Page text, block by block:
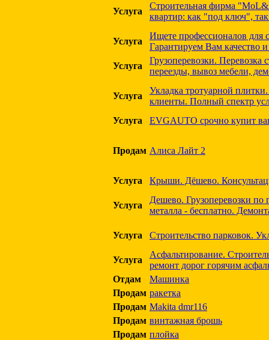
Услуга
Строительная фирма
квартир: как "под ключ",
Услуга
Ищете профессионалов для
Гарантируем Вам качество
Услуга
Грузоперевозки. Перевозка
переезды, вывоз мебели,
Услуга
Укладка тротуарной
клиенты. Полный спектр
Услуга
EVGAUTO срочно купит
Продам Алиса Лайт 2
Услуга Крыши. Дёшево.
Услуга
Дешево. Грузоперевозки по
металла - бесплатно.
Услуга Строительство парковок.
Услуга
Асфальтирование.
ремонт дорог горячим
Отдам
Машинка
Продам ракетка
Продам Makita dmr116
Продам винтажная брошь
Продам плойка